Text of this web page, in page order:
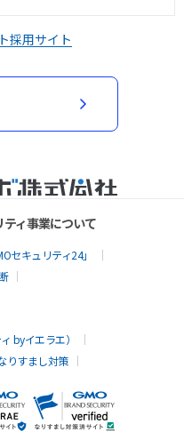
採用サイト
ィ事業について
セキュリティ24」
byイエラエ）
りすまし対策